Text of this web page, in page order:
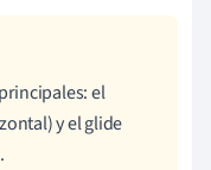
el
y el glide